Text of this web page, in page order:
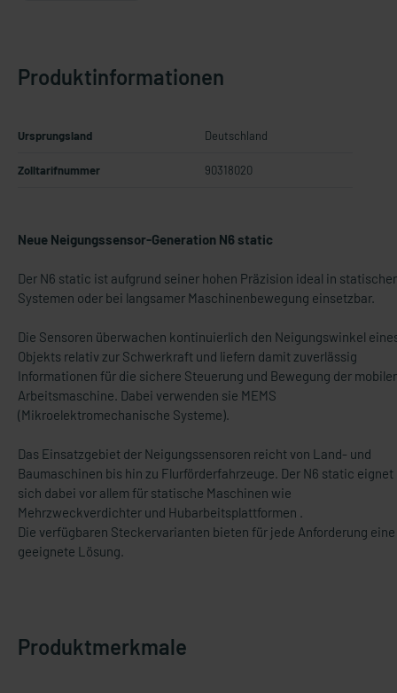
Produktinformationen
Ursprungsland Deutschland
Zolltarifnummer 90318020
Neue Neigungssensor-Generation N6 static
Der N6 static ist aufgrund seiner hohen Präzision ideal in
Systemen oder bei langsamer Maschinenbewegung einsetzbar.
Die Sensoren überwachen kontinuierlich den Neigungswinkel
Objekts relativ zur Schwerkraft und liefern damit zuverlässig
Informationen für die sichere Steuerung und Bewegung der
Arbeitsmaschine. Dabei verwenden sie MEMS
(Mikroelektromechanische Systeme).
Das Einsatzgebiet der Neigungssensoren reicht von Land- und
Baumaschinen bis hin zu Flurförderfahrzeuge. Der N6 static eignet
sich dabei vor allem für statische Maschinen wie
Mehrzweckverdichter und Hubarbeitsplattformen .
Die verfügbaren Steckervarianten bieten für jede Anforderung eine
geeignete Lösung.
Produktmerkmale